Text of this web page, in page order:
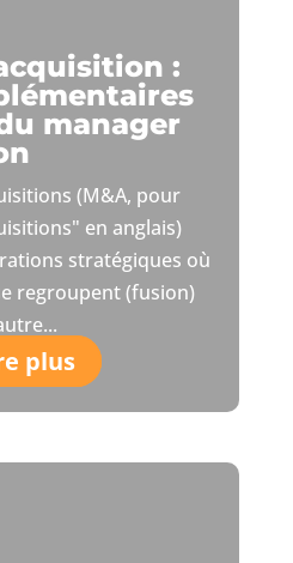
:
manager
(M&A, pour
en anglais)
stratégiques où
regroupent (fusion)
plus